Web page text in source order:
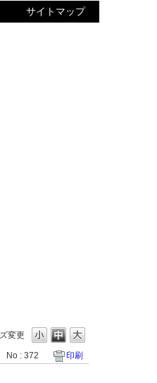
サイトマップ
変更
No : 372 印刷